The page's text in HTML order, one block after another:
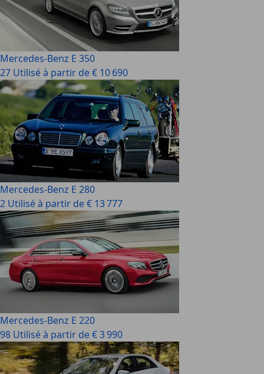
Mercedes-Benz E 350
27 Utilisé à partir de € 10 690
Mercedes-Benz E 280
2 Utilisé à partir de € 13 777
Mercedes-Benz E 220
98 Utilisé à partir de € 3 990